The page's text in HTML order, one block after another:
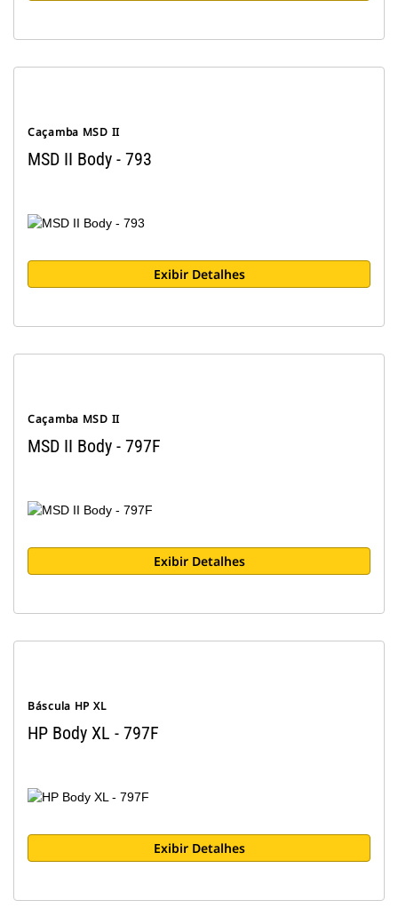
Caçamba MSD II
MSD II Body - 793
Exibir Detalhes
Caçamba MSD II
MSD II Body - 797F
Exibir Detalhes
Báscula HP XL
HP Body XL - 797F
Exibir Detalhes